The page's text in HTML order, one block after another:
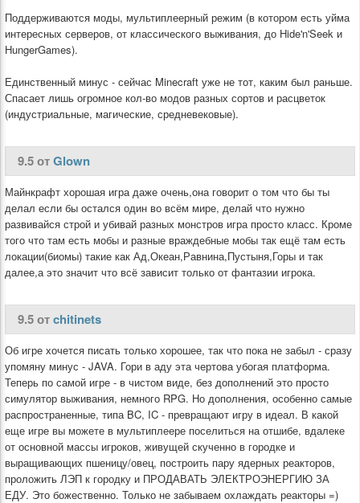
Поддерживаются моды, мультиплеерный режим (в котором есть уйма
интересных серверов, от классического выживания, до Hide'n'Seek и
HungerGames).
Единственный минус - сейчас Minecraft уже не тот, каким был раньше.
Спасает лишь огромное кол-во модов разных сортов и расцветок
(индустриальные, магические, средневековые).
9.5 отGlown
Майнкрафт хорошая игра даже очень,она говорит о том что бы ты
делал если бы остался один во всём мире, делай что нужно
развивайся строй и убивай разных монстров игра просто класс. Кроме
того что там есть мобы и разные враждебные мобы так ещё там есть
локации(биомы) такие как Ад,Океан,Равнина,Пустыня,Горы и так
далее,а это значит что всё зависит только от фантазии игрока.
9.5 отchitinets
Об игре хочется писать только хорошее, так что пока не забыл - сразу
упомяну минус - JAVA. Гори в аду эта чертова убогая платформа.
Теперь по самой игре - в чистом виде, без дополнений это просто
симулятор выживания, немного RPG. Но дополнения, особенно самые
распространенные, типа BC, IC - превращают игру в идеал. В какой
еще игре вы можете в мультиплеере поселиться на отшибе, вдалеке
от основной массы игроков, живущей скученно в городке и
выращивающих пшеницу/овец, построить пару ядерных реакторов,
проложить ЛЭП к городку и ПРОДАВАТЬ ЭЛЕКТРОЭНЕРГИЮ ЗА
ЕДУ. Это божественно. Только не забываем охлаждать реакторы =)